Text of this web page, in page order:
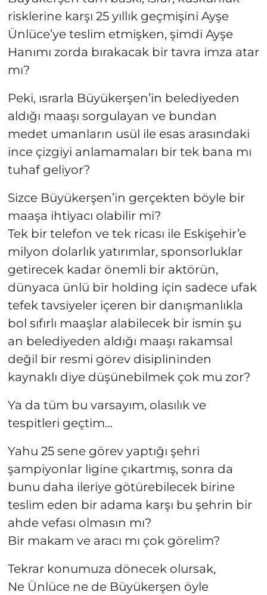
risklerine karşı 25 yıllık geçmişini Ayşe
Ünlüce’ye teslim etmişken, şimdi Ayşe
Hanımı zorda bırakacak bir tavra imza atar
mı?
Peki, ısrarla Büyükerşen’in belediyeden
aldığı maaşı sorgulayan ve bundan
medet umanların usül ile esas arasındaki
ince çizgiyi anlamamaları bir tek bana mı
tuhaf geliyor?
Sizce Büyükerşen’in gerçekten böyle bir
maaşa ihtiyacı olabilir mi?
Tek bir telefon ve tek ricası ile Eskişehir’e
milyon dolarlık yatırımlar, sponsorluklar
getirecek kadar önemli bir aktörün,
dünyaca ünlü bir holding için sadece ufak
tefek tavsiyeler içeren bir danışmanlıkla
bol sıfırlı maaşlar alabilecek bir ismin şu
an belediyeden aldığı maaşı rakamsal
değil bir resmi görev disiplininden
kaynaklı diye düşünebilmek çok mu zor?
Ya da tüm bu varsayım, olasılık ve
tespitleri geçtim…
Yahu 25 sene görev yaptığı şehri
şampiyonlar ligine çıkartmış, sonra da
bunu daha ileriye götürebilecek birine
teslim eden bir adama karşı bu şehrin bir
ahde vefası olmasın mı?
Bir makam ve aracı mı çok görelim?
Tekrar konumuza dönecek olursak,
Ne Ünlüce ne de Büyükerşen öyle